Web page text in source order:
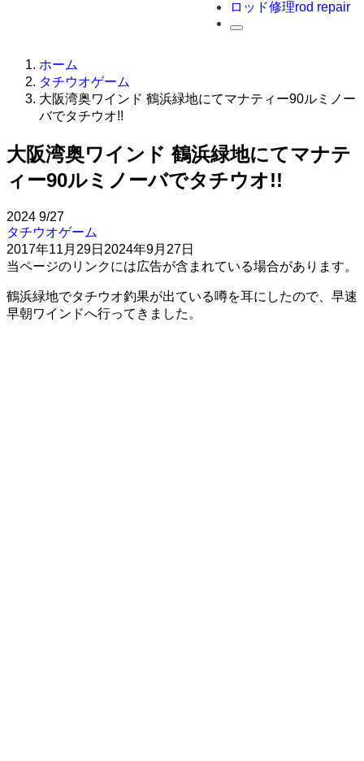
ロッド修理rod repair
ホーム
タチウオゲーム
大阪湾奥ワインド 鶴浜緑地にてマナティー90ルミノー
バでタチウオ!!
大阪湾奥ワインド 鶴浜緑地にてマナテ
ィー90ルミノーバでタチウオ!!
2024 9/27
タチウオゲーム
2017年11月29日 2024年9月27日
当ページのリンクには広告が含まれている場合があります。
鶴浜緑地でタチウオ釣果が出ている噂を耳にしたので、早速
早朝ワインドへ行ってきました。